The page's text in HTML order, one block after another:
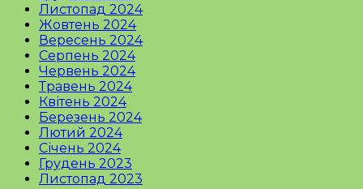
Листопад 2024
Жовтень 2024
Вересень 2024
Серпень 2024
Червень 2024
Травень 2024
Квітень 2024
Березень 2024
Лютий 2024
Січень 2024
Грудень 2023
Листопад 2023